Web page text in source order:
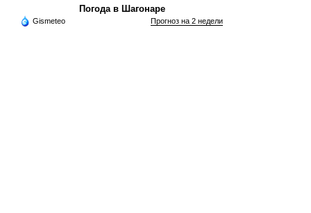
Погода в Шагонаре
Gismeteo Прогноз на 2 недели